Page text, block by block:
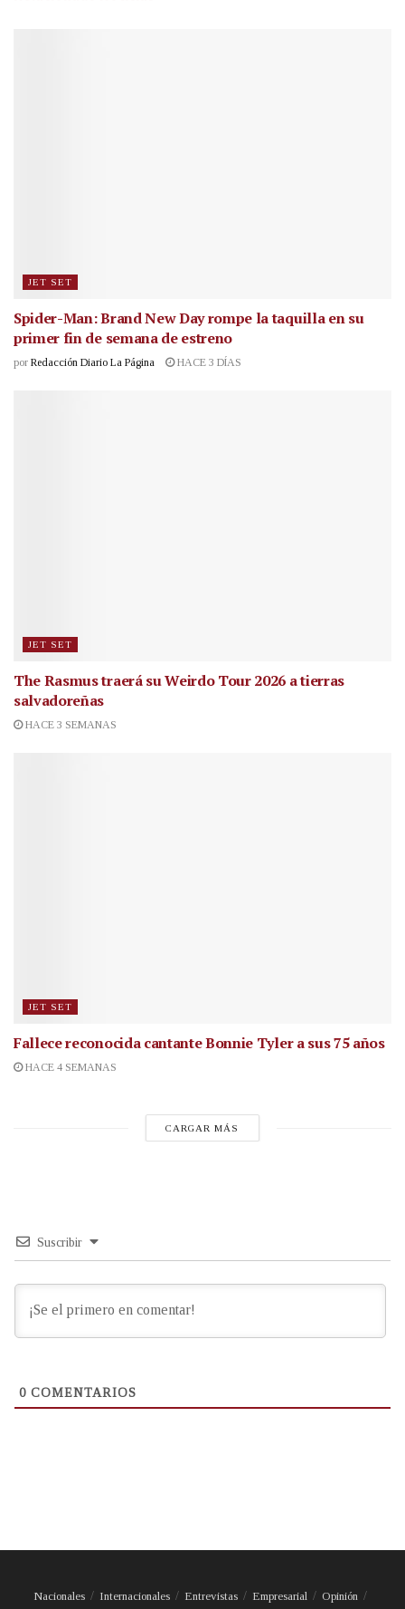
JET SET
Spider-Man: Brand New Day rompe la taquilla en su
primer fin de semana de estreno
por Redacción Diario La Página HACE 3 DÍAS
JET SET
The Rasmus traerá su Weirdo Tour 2026 a tierras
salvadoreñas
HACE 3 SEMANAS
JET SET
Fallece reconocida cantanteBonnie Tyler a sus 75 años
HACE 4 SEMANAS
CARGAR MÁS
Suscribir
0 COMENTARIOS
Nacionales Internacionales Entrevistas Empresarial Opinión